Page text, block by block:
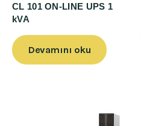
CL 101 ON-LINE UPS 1
kVA
Devamını oku